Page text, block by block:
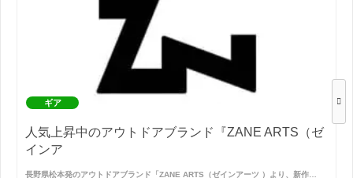
ギア
人気上昇中のアウトドアブランド『ZANE ARTS（ゼ
インア
長野県松本発のアウトドアブランド「ZANE ARTS（ゼインアーツ ）より、新作…